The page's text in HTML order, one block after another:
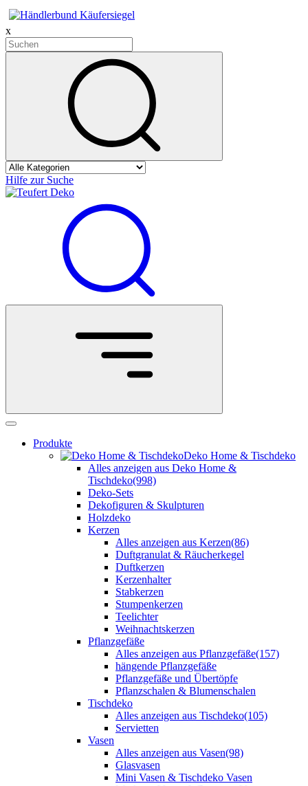
x
Hilfe zur Suche
Produkte
Deko Home & Tischdeko
Alles anzeigen aus Deko Home &
Tischdeko(998)
Deko-Sets
Dekofiguren & Skulpturen
Holzdeko
Kerzen
Alles anzeigen aus Kerzen(86)
Duftgranulat & Räucherkegel
Duftkerzen
Kerzenhalter
Stabkerzen
Stumpenkerzen
Teelichter
Weihnachtskerzen
Pflanzgefäße
Alles anzeigen aus Pflanzgefäße(157)
hängende Pflanzgefäße
Pflanzgefäße und Übertöpfe
Pflanzschalen & Blumenschalen
Tischdeko
Alles anzeigen aus Tischdeko(105)
Servietten
Vasen
Alles anzeigen aus Vasen(98)
Glasvasen
Mini Vasen & Tischdeko Vasen